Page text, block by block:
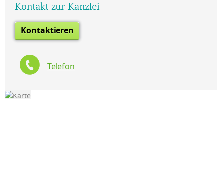
Kontakt zur Kanzlei
Kontaktieren
Telefon